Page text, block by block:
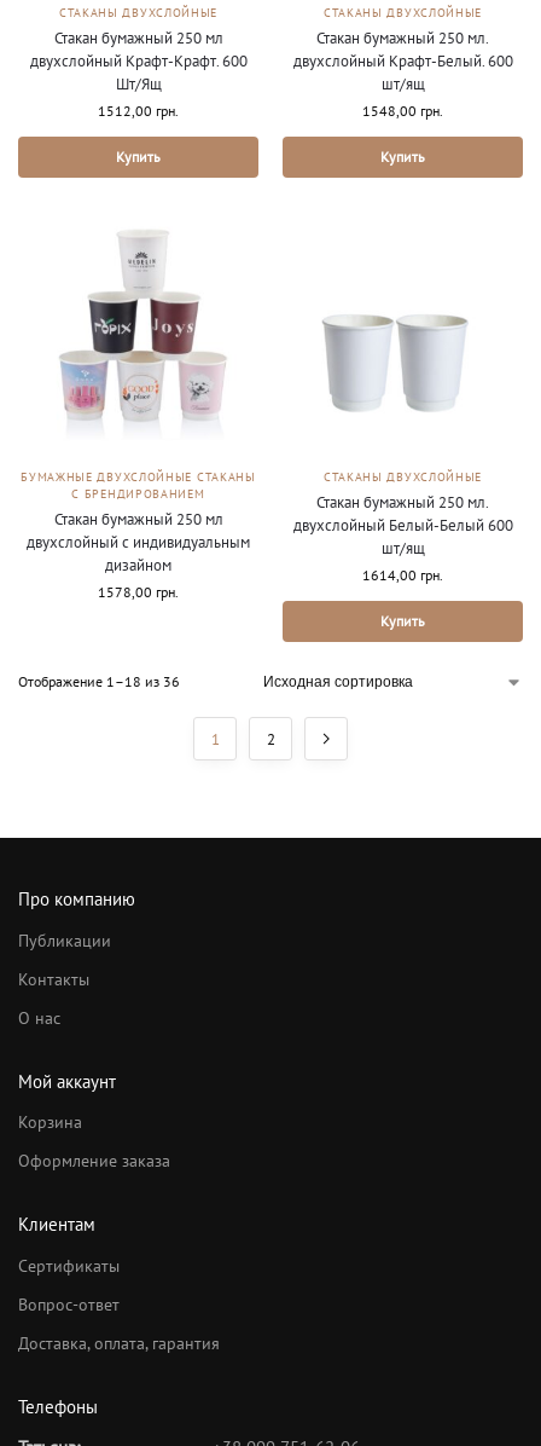
СТАКАНЫ ДВУХСЛОЙНЫЕ
Стакан бумажный 250 мл
двухслойный Крафт-Крафт. 600
Шт/Ящ
1512,00 грн.
Купить
СТАКАНЫ ДВУХСЛОЙНЫЕ
Стакан бумажный 250 мл.
двухслойный Крафт-Белый. 600
шт/ящ
1548,00 грн.
Купить
БУМАЖНЫЕ ДВУХСЛОЙНЫЕ СТАКАНЫ
С БРЕНДИРОВАНИЕМ
Стакан бумажный 250 мл
двухслойный с индивидуальным
дизайном
1578,00 грн.
СТАКАНЫ ДВУХСЛОЙНЫЕ
Стакан бумажный 250 мл.
двухслойный Белый-Белый 600
шт/ящ
1614,00 грн.
Купить
Отображение 1–18 из 36
1 2
Про компанию
Публикации
Контакты
О нас
Мой аккаунт
Корзина
Оформление заказа
Клиентам
Сертификаты
Вопрос-ответ
Доставка, оплата, гарантия
Телефоны